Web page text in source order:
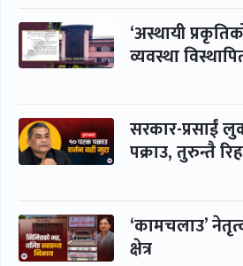
‘अस्थायी
व्यवस्था
सरकार-प्रसाईं
पक्राउ, तुरुन्तै
‘कामचलाउ’
क्षेत्र